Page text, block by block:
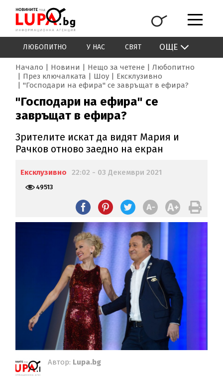
ЛЮБОПИТНО У НАС СВЯТ ОЩЕ
Начало Новини Нещо за четене
Любопитно
През ключалката
Шоу
Ексклузивно
"Господари на ефира" се завръщат в ефира?
"Господари на ефира" се
завръщат в ефира?
Зрителите искат да видят Мария и
Рачков отново заедно на екран
Ексклузивно 22:02 - 03 Декември 2021
49513
Автор: Lupa.bg